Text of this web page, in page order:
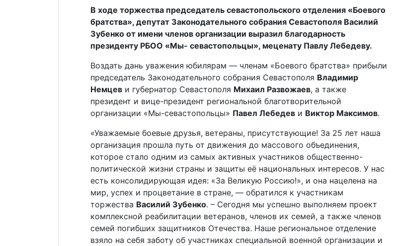
В ходе торжества председатель севастопольского отделения «Боевого
братства», депутат Законодательного собрания Севастополя Василий
Зубенко от имени членов организации выразил благодарность
президенту РБОО «Мы- севастопольцы», меценату Павлу Лебедеву.
Воздать дань уважения юбилярам — членам «Боевого братства» прибыли
председатель Законодательного собрания Севастополя Владимир
Немцев и губернатор Севастополя Михаил Развожаев, а также
президент и вице-президент региональной благотворительной
организации «Мы-севастопольцы» Павел Лебедев и Виктор Максимов.
«Уважаемые боевые друзья, ветераны, присутствующие! За 25 лет наша
организация прошла путь от движения до массового объединения,
которое стало одним из самых активных участников общественно-
политической жизни страны и защиты её национальных интересов. У нас
есть консолидирующая идея: «За Великую Россию!», и она нацелена на
мир, успех и процветание в стране, — обратился к участникам
торжества Василий Зубенко. – Сегодня мы успешно выполняем проект
комплексной реабилитации ветеранов, членов их семей, а также членов
семей погибших защитников Отечества. Наше региональное отделение
взяло на себя заботу об участниках специальной военной организации и